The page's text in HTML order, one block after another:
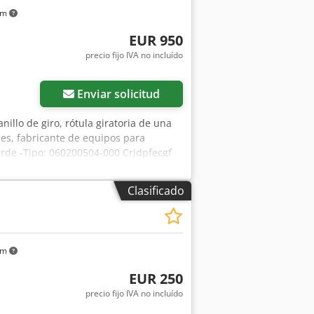
EUR 950
precio fijo IVA no incluído
Enviar solicitud
de giro, rótula giratoria de una
fabricante de equipos para
-Tipo: 060200504-000 Crjdpfecgf
Clasificado
EUR 250
precio fijo IVA no incluído